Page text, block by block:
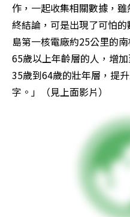
作，一起收集相關數據，
終結論，可是出現了可怕
島第一核電廠約25公里的
65歲以上年齡層的人，增
35歲到64歲的壯年層，提
字。」（見上面影片）